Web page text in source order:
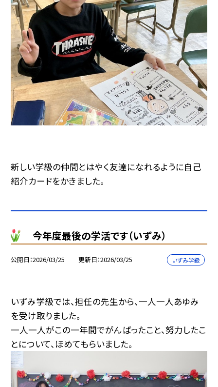
新しい学級の仲間とはやく友達になれるように自己
紹介カードをかきました。
今年度最後の学活です（いずみ）
公開日 2026/03/25 更新日 2026/03/25 いずみ学級
いずみ学級では、担任の先生から、一人一人あゆみ
を受け取りました。
一人一人がこの一年間でがんばったこと、努力したこ
とについて、ほめてもらいました。